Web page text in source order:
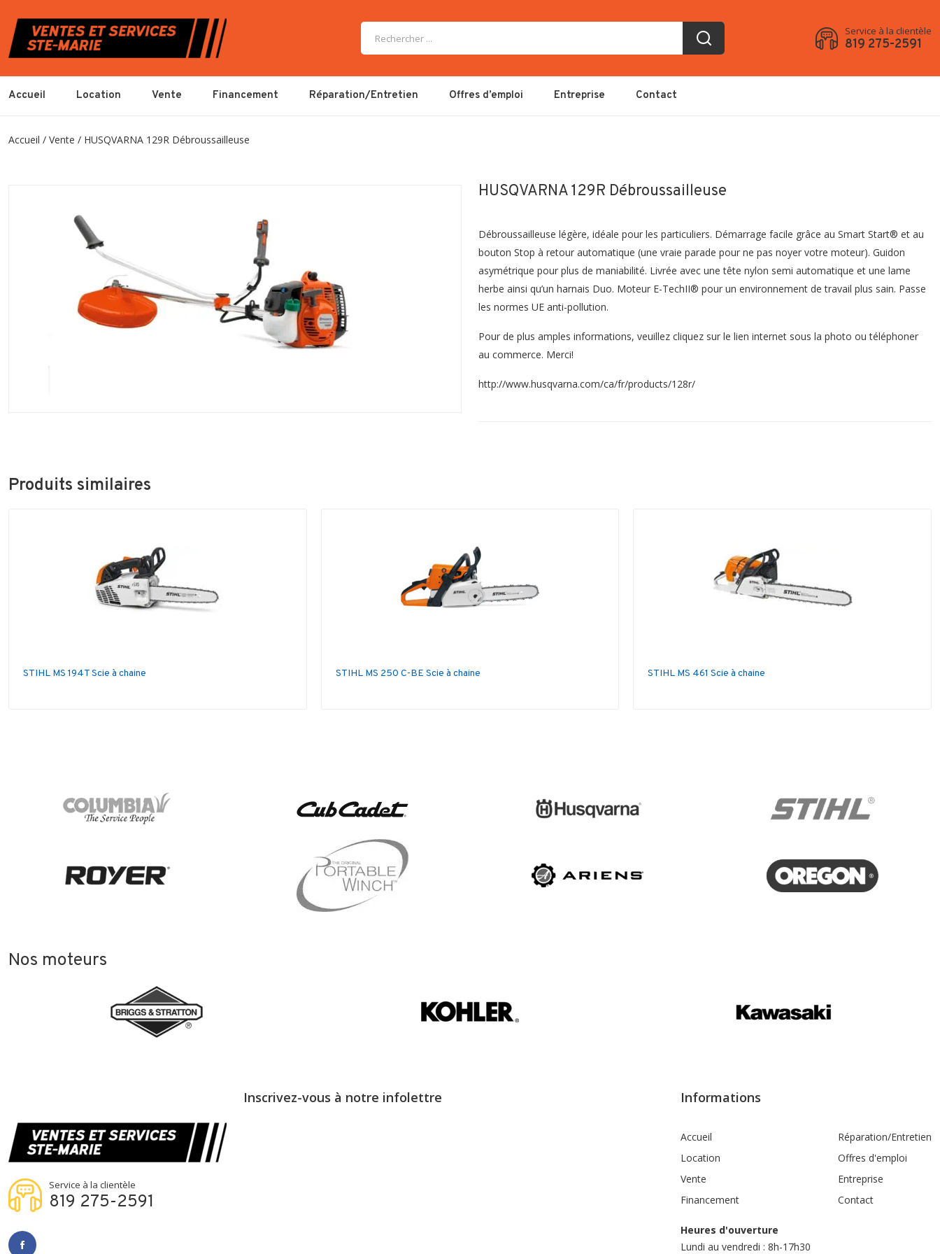
Service à la clientèle
819 275-2591
Accueil Location Vente Financement Réparation/Entretien Offres d’emploi Entreprise Contact
Accueil / Vente / HUSQVARNA 129R Débroussailleuse
HUSQVARNA 129R Débroussailleuse
Débroussailleuse légère, idéale pour les particuliers. Démarrage facile grâce au Smart Start® et au
bouton Stop à retour automatique (une vraie parade pour ne pas noyer votre moteur). Guidon
asymétrique pour plus de maniabilité. Livrée avec une tête nylon semi automatique et une lame
herbe ainsi qu’un harnais Duo. Moteur E-TechII® pour un environnement de travail plus sain. Passe
les normes UE anti-pollution.
Pour de plus amples informations, veuillez cliquez sur le lien internet sous la photo ou téléphoner
au commerce. Merci!
http://www.husqvarna.com/ca/fr/products/128r/
Produits similaires
STIHL MS 194T Scie à chaine STIHL MS 250 C-BE Scie à chaine STIHL MS 461 Scie à chaine
Nos moteurs
Service à la clientèle
819 275-2591
Inscrivez-vous à notre infolettre Informations
Accueil
Location
Vente
Financement
Réparation/Entretien
Offres d'emploi
Entreprise
Contact
Heures d'ouverture
Lundi au vendredi : 8h-17h30